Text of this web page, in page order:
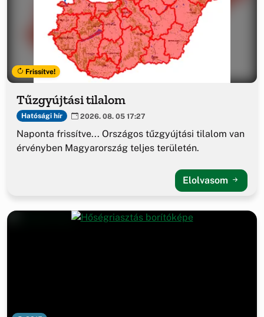
Frissítve!
Tűzgyújtási tilalom
Hatósági hír 2026. 08. 05 17:27
Naponta frissítve... Országos tűzgyújtási tilalom van
érvényben Magyarország teljes területén.
Elolvasom